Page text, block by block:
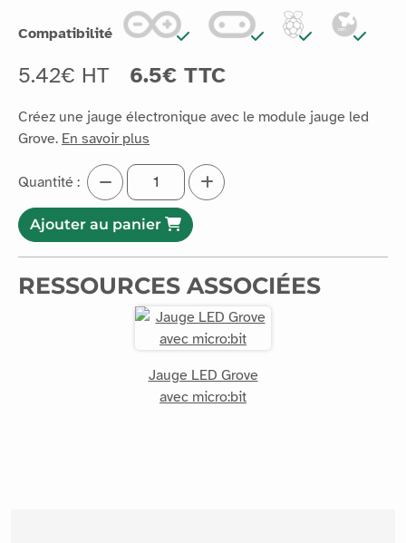
104020006
Créez une jauge électronique avec le module jauge led
En savoir plus
Quantité :
Ajouter au panier
RESSOURCES ASSOCIÉES
Jauge LED Grove